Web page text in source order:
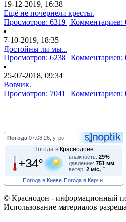
19-12-2019, 16:38
Ещё не почернели кресты.
Просмотров: 6319 | Комментариев:
7-10-2019, 18:35
Достойны ли мы...
Просмотров: 6238 | Комментариев:
25-07-2018, 09:34
Вовчик.
Просмотров: 7041 | Комментариев:
Погода 07.08.26, утро
Погода в Краснодоне
+34° влажность: 29%
давление: 751 мм
ветер: 2 м/с,
Погода в Киеве Погода в Керчи
© Краснодон - информационный
Использование материалов